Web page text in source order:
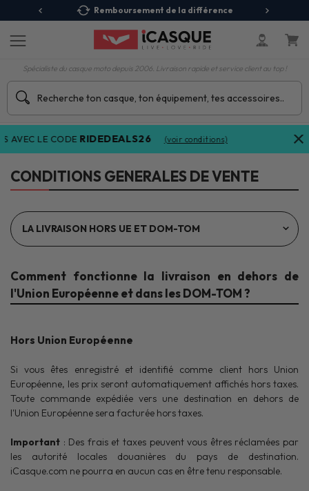
Remboursement de la différence
Spécialiste du casque moto depuis 2006. Livraison rapide et service client au top !
AVEC LE CODERIDEDEALS26 (voir conditions)
CONDITIONS GENERALES DE VENTE
Comment fonctionne la livraison en dehors de
l'Union Européenne et dans les DOM-TOM ?
Hors Union Européenne
Si vous êtes enregistré et identifié comme client hors Union
Européenne, les prix seront automatiquement affichés hors taxes.
Toute commande expédiée vers une destination en dehors de
l'Union Européenne sera facturée hors taxes.
Important : Des frais et taxes peuvent vous êtres réclamées par
les autorité locales douanières du pays de destination.
iCasque.com ne pourra en aucun cas en être tenu responsable.